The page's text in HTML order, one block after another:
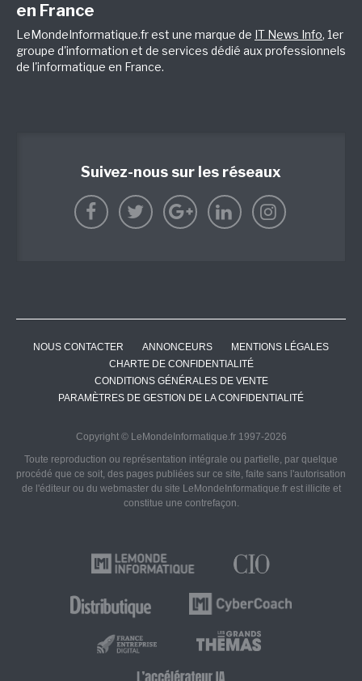
en France
LeMondeInformatique.fr est une marque de IT News Info, 1er
groupe d'information et de services dédié aux professionnels
de l'informatique en France.
Suivez-nous sur les réseaux
NOUS CONTACTER ANNONCEURS
MENTIONS LÉGALES
CHARTE DE CONFIDENTIALITÉ
CONDITIONS GÉNÉRALES DE VENTE
PARAMÈTRES DE GESTION DE LA CONFIDENTIALITÉ
Copyright © LeMondeInformatique.fr 1997-2026
Toute reproduction ou représentation intégrale ou partielle, par quelque
procédé que ce soit, des pages publiées sur ce site, faite sans l'autorisation
de l'éditeur ou du webmaster du site LeMondeInformatique.fr est illicite et
constitue une contrefaçon.